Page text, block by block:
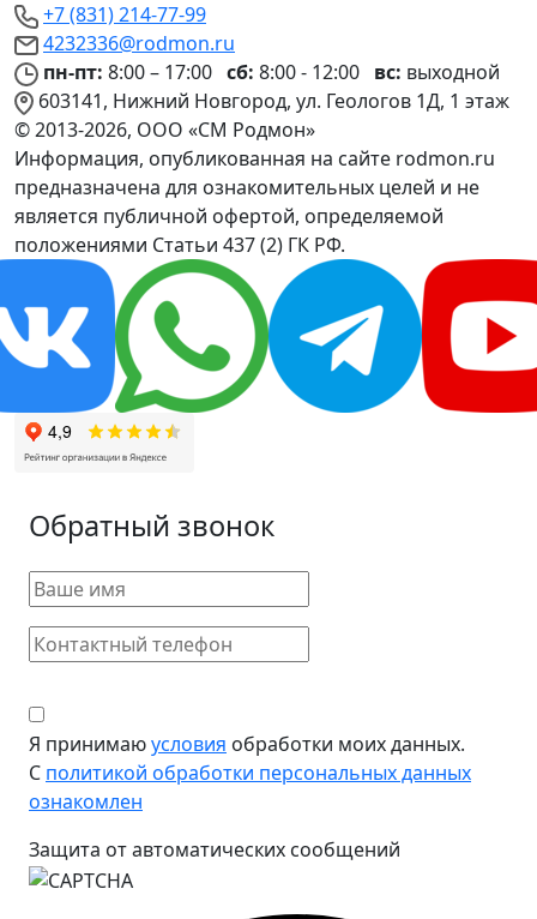
+7 (831) 214-77-99
4232336@rodmon.ru
пн-пт: 8:00 – 17:00 сб: 8:00 - 12:00 вс: выходной
603141, Нижний Новгород, ул. Геологов 1Д, 1 этаж
© 2013-2026, ООО «СМ Родмон»
Информация, опубликованная на сайте rodmon.ru
предназначена для ознакомительных целей и не
является публичной офертой, определяемой
положениями Статьи 437 (2) ГК РФ.
Обратный звонок
Я принимаюусловия обработки моих данных.
С политикой обработки персональных данных
ознакомлен
Защита от автоматических сообщений